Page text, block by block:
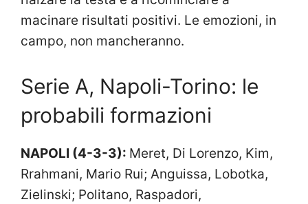
macinare risultati positivi. Le emozioni, in
campo, non mancheranno.
Serie A, Napoli-Torino: le
probabili formazioni
NAPOLI (4-3-3): Meret, Di Lorenzo, Kim,
Rrahmani, Mario Rui; Anguissa, Lobotka,
Zielinski; Politano, Raspadori,